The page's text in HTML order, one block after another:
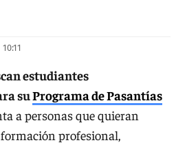
estudiantes
suPrograma de Pasantías
a personas que quieran
profesional,